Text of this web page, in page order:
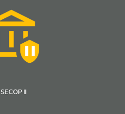
SECOP II